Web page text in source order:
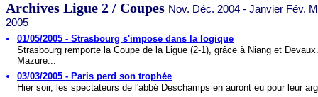
Archives Ligue 2 / Coupes Nov. Déc. 2004 - Janvier Fév.
2005
01/05/2005 - Strasbourg s'impose dans la logique
Strasbourg remporte la Coupe de la Ligue (2-1), grâce à Niang et Devaux.
Mazure...
03/03/2005 - Paris perd son trophée
Hier soir, les spectateurs de l'abbé Deschamps en auront eu pour leur